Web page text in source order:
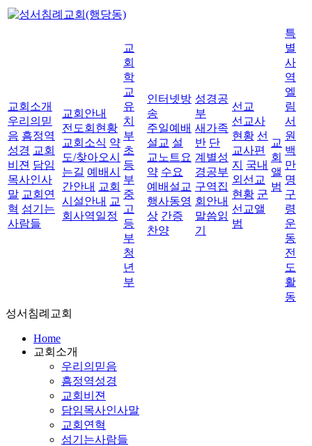
교회소개
우리의믿
음 흠정역
성경 교회
비젼 담임
목사인사
말 교회연
혁 섬기는
사람들
교회안내
전도회현황
교회소식 약
도/찾아오시
는길 예배시
간안내 교회
시설안내 교
회사역일정
교
회
학
교
유
치
부
초
등
부
중
고
등
부
청
년
부
인터넷방
송
주일예배
설교 설
교노트요
약 수요
예배설교
행사동영
상 간증
찬양
성경공
부
새가족
반 단
계별성
경공부
구역집
회안내
말씀읽
기
선교
선교사
현황 선
교사편
지
국내
외선교
현황 군
선교앨
범
교
회
앨
범
특
별
사
역
엘
림
서
원
백
만
명
구
령
운
동
전
도
활
동
성서침례교회
Home
교회소개
우리의믿음
흠정역성경
교회비젼
담임목사인사말
교회연혁
섬기는사람들